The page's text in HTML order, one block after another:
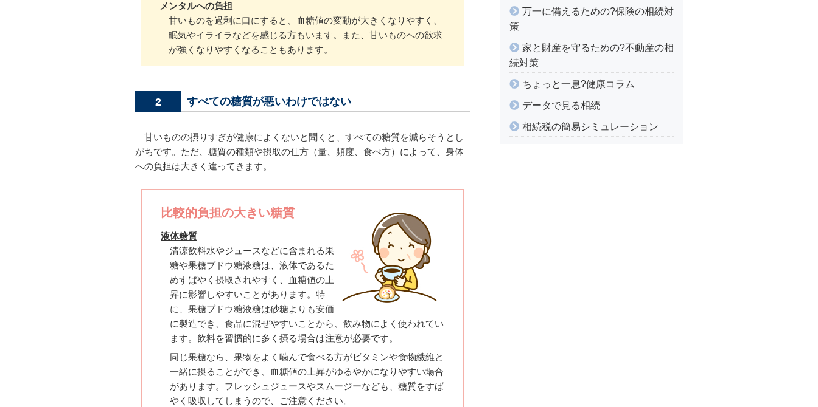
メンタルへの負担
甘いものを過剰に口にすると、血糖値の変動が大きくなりやすく、
眠気やイライラなどを感じる方もいます。また、甘いものへの欲求
が強くなりやすくなることもあります。
2 すべての糖質が悪いわけではない
甘いものの摂りすぎが健康によくないと聞くと、すべての糖質を減らそうとし
がちです。ただ、糖質の種類や摂取の仕方（量、頻度、食べ方）によって、身体
への負担は大きく違ってきます。
比較的負担の大きい糖質
液体糖質
清涼飲料水やジュースなどに含まれる果
糖や果糖ブドウ糖液糖は、液体であるた
めすばやく摂取されやすく、血糖値の上
昇に影響しやすいことがあります。特
に、果糖ブドウ糖液糖は砂糖よりも安価
に製造でき、食品に混ぜやすいことから、飲み物によく使われてい
ます。飲料を習慣的に多く摂る場合は注意が必要です。
同じ果糖なら、果物をよく噛んで食べる方がビタミンや食物繊維と
一緒に摂ることができ、血糖値の上昇がゆるやかになりやすい場合
があります。フレッシュジュースやスムージーなども、糖質をすば
やく吸収してしまうので、ご注意ください。
万一に備えるための?保険の相続対
策
家と財産を守るための?不動産の相
続対策
ちょっと一息?健康コラム
データで見る相続
相続税の簡易シミュレーション